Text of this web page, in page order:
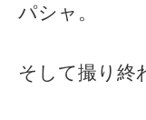
パシャ。
そして撮り終